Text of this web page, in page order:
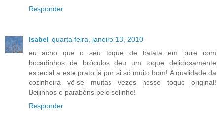
Responder
Isabel quarta-feira, janeiro 13, 2010
eu acho que o seu toque de batata em puré com
bocadinhos de bróculos deu um toque deliciosamente
especial a este prato já por si só muito bom! A qualidade da
cozinheira vê-se muitas vezes nesse toque original!
Beijinhos e parabéns pelo selinho!
Responder